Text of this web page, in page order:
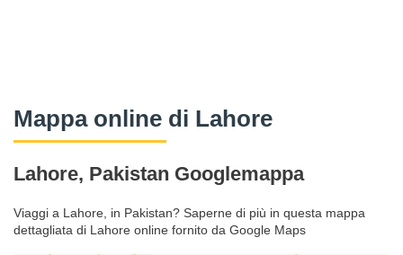
Mappa online di Lahore
Lahore, Pakistan Googlemappa
Viaggi a Lahore, in Pakistan? Saperne di più in questa mappa
dettagliata di Lahore online fornito da Google Maps